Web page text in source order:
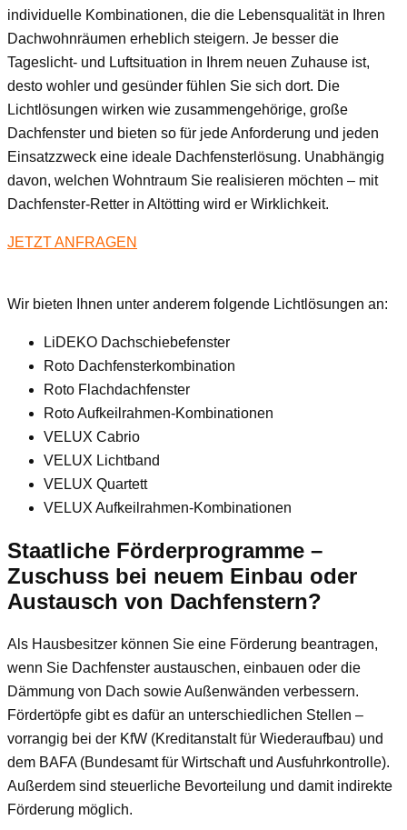
individuelle Kombinationen, die die Lebensqualität in Ihren
Dachwohnräumen erheblich steigern. Je besser die
Tageslicht- und Luftsituation in Ihrem neuen Zuhause ist,
desto wohler und gesünder fühlen Sie sich dort. Die
Lichtlösungen wirken wie zusammengehörige, große
Dachfenster und bieten so für jede Anforderung und jeden
Einsatzzweck eine ideale Dachfensterlösung. Unabhängig
davon, welchen Wohntraum Sie realisieren möchten – mit
Dachfenster-Retter in Altötting wird er Wirklichkeit.
JETZT ANFRAGEN
Wir bieten Ihnen unter anderem folgende Lichtlösungen an:
LiDEKO Dachschiebefenster
Roto Dachfensterkombination
Roto Flachdachfenster
Roto Aufkeilrahmen-Kombinationen
VELUX Cabrio
VELUX Lichtband
VELUX Quartett
VELUX Aufkeilrahmen-Kombinationen
Staatliche Förderprogramme –
Zuschuss bei neuem Einbau oder
Austausch von Dachfenstern?
Als Hausbesitzer können Sie eine Förderung beantragen,
wenn Sie Dachfenster austauschen, einbauen oder die
Dämmung von Dach sowie Außenwänden verbessern.
Fördertöpfe gibt es dafür an unterschiedlichen Stellen –
vorrangig bei der KfW (Kreditanstalt für Wiederaufbau) und
dem BAFA (Bundesamt für Wirtschaft und Ausfuhrkontrolle).
Außerdem sind steuerliche Bevorteilung und damit indirekte
Förderung möglich.